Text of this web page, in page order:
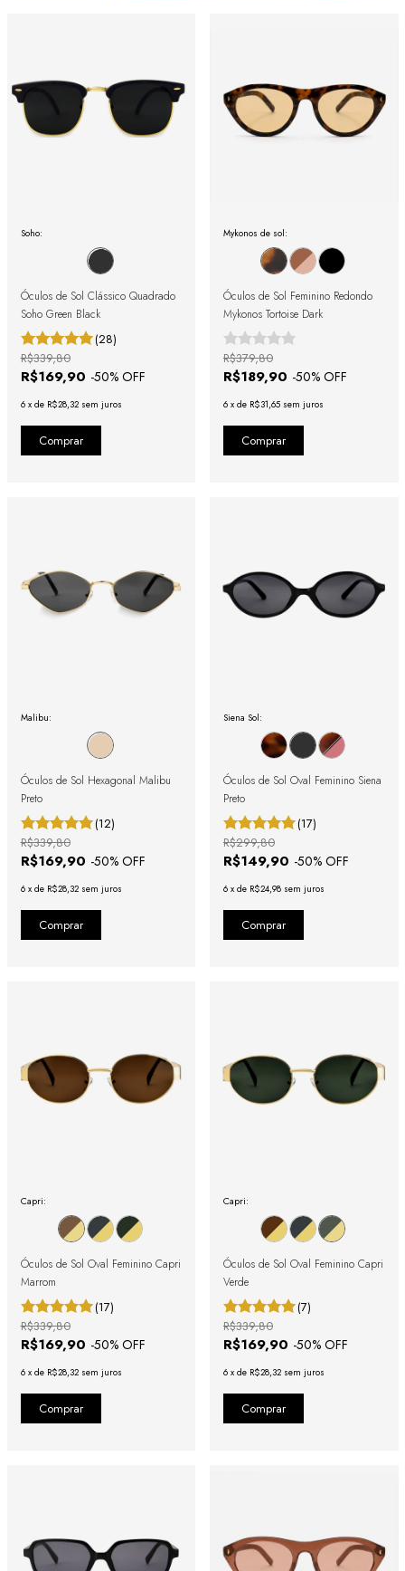
Soho:
Óculos de Sol Clássico Quadrado
Soho Green Black
(28)
R$169,90 -50% OFF
R$339,80
6 x de R$28,32 sem juros
Mykonos de sol:
Óculos de Sol Feminino Redondo
Mykonos Tortoise Dark
R$189,90 -50% OFF
R$379,80
6 x de R$31,65 sem juros
Malibu:
Óculos de Sol Hexagonal Malibu
Preto
(12)
R$169,90 -50% OFF
R$339,80
6 x de R$28,32 sem juros
Siena Sol:
Óculos de Sol Oval Feminino Siena
Preto
(17)
R$149,90 -50% OFF
R$299,80
6 x de R$24,98 sem juros
Capri:
Óculos de Sol Oval Feminino Capri
Marrom
(17)
R$169,90 -50% OFF
R$339,80
6 x de R$28,32 sem juros
Capri:
Óculos de Sol Oval Feminino Capri
Verde
(7)
R$169,90 -50% OFF
R$339,80
6 x de R$28,32 sem juros